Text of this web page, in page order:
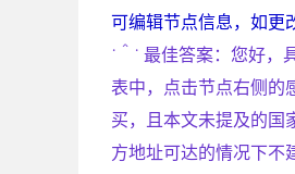
可编辑节点信息，如更
˙＾˙ 最佳答案：您好
表中，点击节点右侧的
买，且本文未提及的国
方地址可达的情况下不